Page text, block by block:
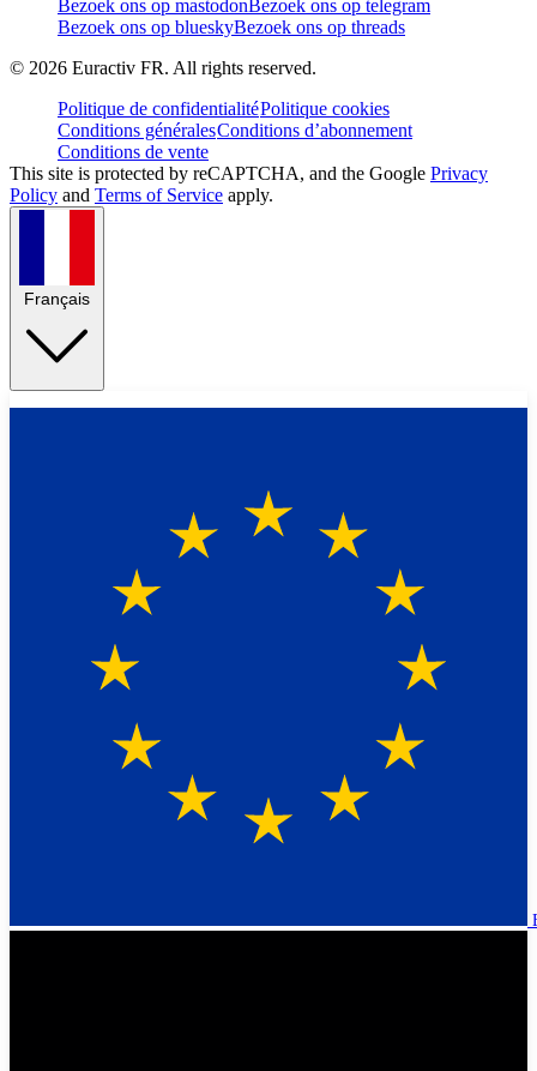
Bezoek ons op mastodon Bezoek ons op telegram
Bezoek ons op blueskyBezoek ons op threads
© 2026 Euractiv FR. All rights reserved.
Politique de confidentialitéPolitique cookies
Conditions généralesConditions d’abonnement
Conditions de vente
This site is protected by reCAPTCHA, and the Google Privacy
Policy and Terms of Service apply.
Français